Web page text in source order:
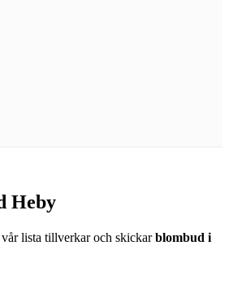
Heby
lista tillverkar och skickarblombud i